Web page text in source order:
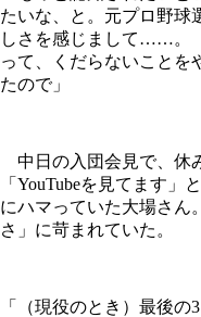
たいな、と。元プロ野球
しさを感じまして……。
って、くだらないことを
たので」
中日の入団会見で、休
「YouTubeを見てます」
にハマっていた大場さん
さ」に苛まれていた。
「（現役のとき）最後